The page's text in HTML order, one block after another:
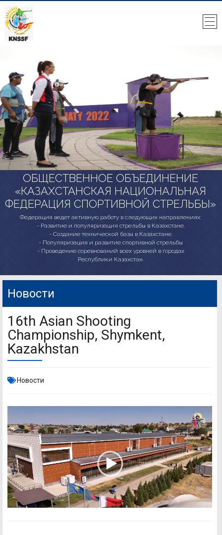
ОБЩЕСТВЕННОЕ ОБЪЕДИНЕНИЕ
«КАЗАХСТАНСКАЯ НАЦИОНАЛЬНАЯ
ФЕДЕРАЦИЯ СПОРТИВНОЙ СТРЕЛЬБЫ»
Федерация ведет активную работу в следующих направлениях:
- Развитие и популяризация стрельбы в Казахстане.
- Создание технической базы в Казахстане.
- Популяризация и развитие спортивной стрельбы
- Проведение соревнований всех уровней в городах
Республики Казахстан.
Новости
16th Asian Shooting
Championship, Shymkent,
Kazakhstan
Новости